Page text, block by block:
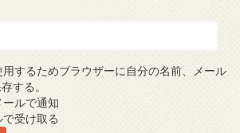
するためブラウザーに自分の名前、メール
する。
ルで通知
受け取る